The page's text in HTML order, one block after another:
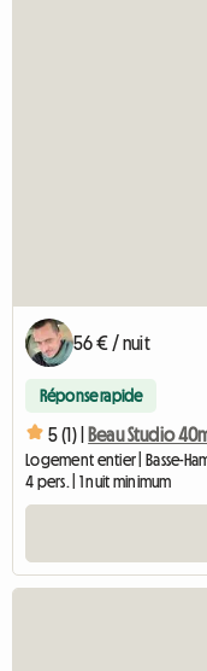
56 € / nuit
Réponse rapide
5 (1) | Beau Studio
Logement entier | Basse-
4 pers. | 1 nuit minimum